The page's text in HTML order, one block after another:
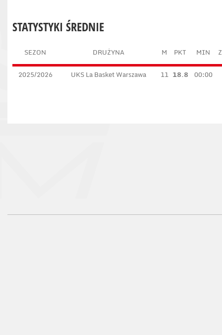
STATYSTYKI ŚREDNIE
SEZON DRUŻYNA M PKT MIN
2025/2026 UKS La Basket Warszawa 11 18.8 00:00